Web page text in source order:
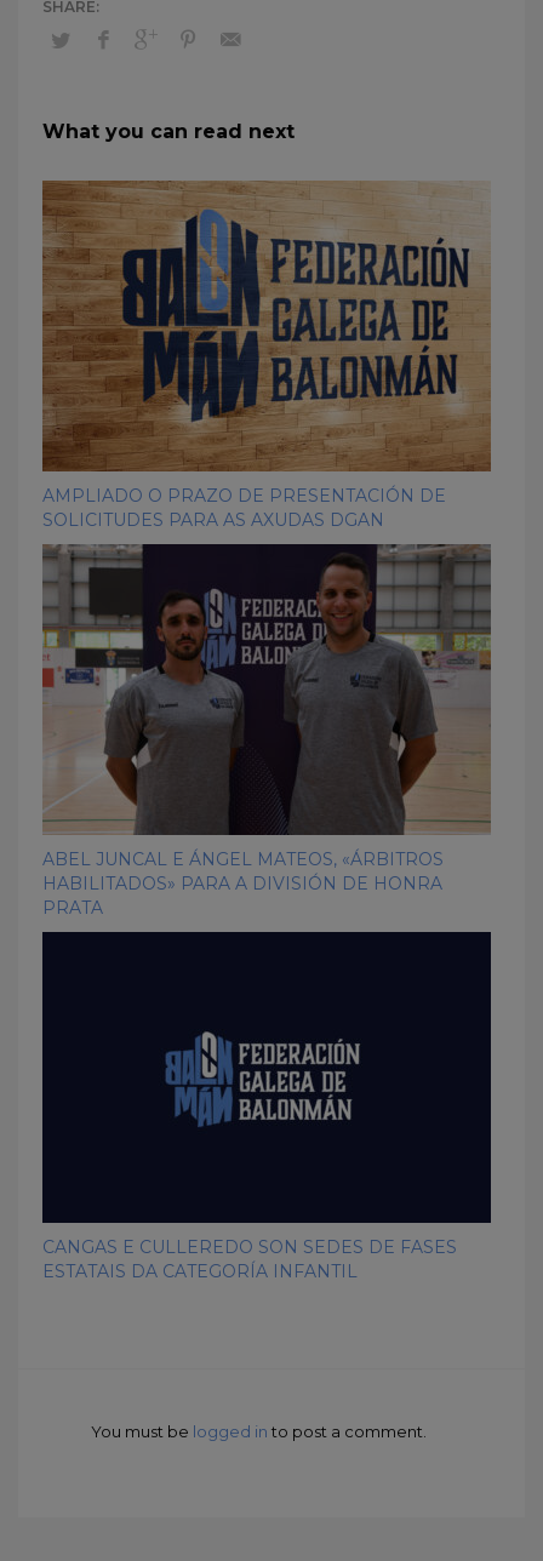
What you can read next
AMPLIADO O PRAZO DE PRESENTACIÓN DE
SOLICITUDES PARA AS AXUDAS DGAN
ABEL JUNCAL E ÁNGEL MATEOS, «ÁRBITROS
HABILITADOS» PARA A DIVISIÓN DE HONRA
PRATA
CANGAS E CULLEREDO SON SEDES DE FASES
ESTATAIS DA CATEGORÍA INFANTIL
You must be logged in to post a comment.